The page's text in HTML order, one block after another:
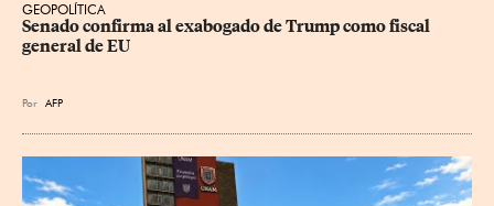
GEOPOLÍTICA
Senado confirma al exabogado de Trump como fiscal
general de EU
Por AFP